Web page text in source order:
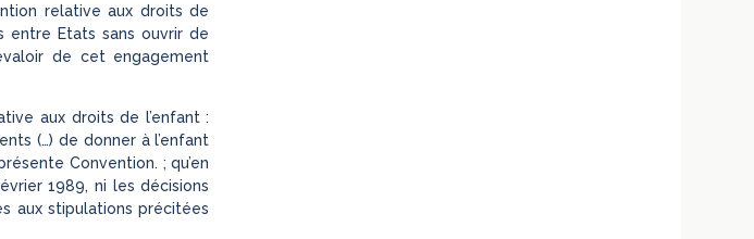
relative aux droits de
entre Etats sans ouvrir de
de cet engagement
aux droits de l’enfant :
(…) de donner à l’enfant
Convention. ; qu’en
1989, ni les décisions
aux stipulations précitées